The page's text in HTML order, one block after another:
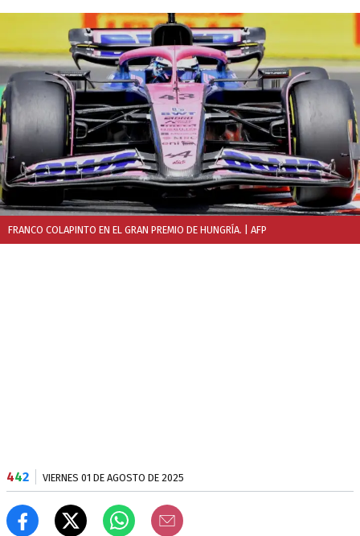
FRANCO COLAPINTO EN EL GRAN PREMIO DE HUNGRÍA. | AFP
442 VIERNES 01 DE AGOSTO DE 2025